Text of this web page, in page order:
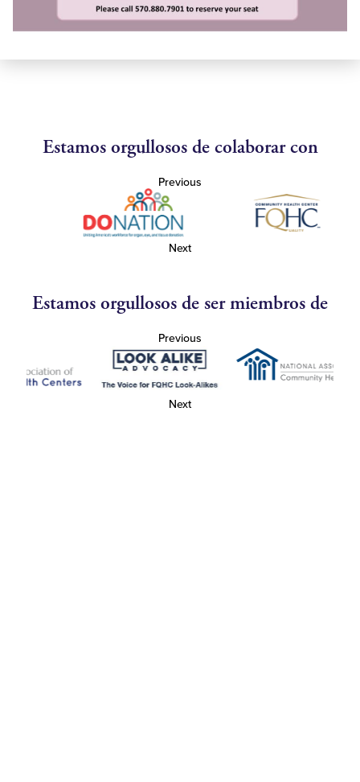
Estamos orgullosos de colaborar con
Previous
Next
Estamos orgullosos de ser miembros de
Previous
Next